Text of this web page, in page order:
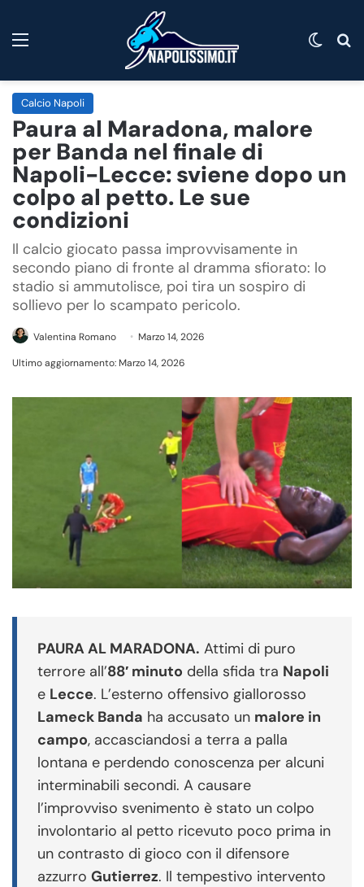
Calcio Napoli
Paura al Maradona, malore
per Banda nel finale di
Napoli-Lecce: sviene dopo un
colpo al petto. Le sue
condizioni
Il calcio giocato passa improvvisamente in
secondo piano di fronte al dramma sfiorato: lo
stadio si ammutolisce, poi tira un sospiro di
sollievo per lo scampato pericolo.
Valentina Romano
Marzo 14, 2026
Ultimo aggiornamento: Marzo 14, 2026
PAURA AL MARADONA. Attimi di puro
terrore all’88′ minuto della sfida tra Napoli
e Lecce. L’esterno offensivo giallorosso
Lameck Banda ha accusato un malore in
campo, accasciandosi a terra a palla
lontana e perdendo conoscenza per alcuni
interminabili secondi. A causare
l’improvviso svenimento è stato un colpo
involontario al petto ricevuto poco prima in
un contrasto di gioco con il difensore
azzurro Gutierrez. Il tempestivo intervento